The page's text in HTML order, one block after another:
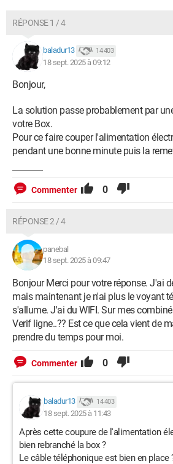
RÉPONSE 1 / 4
baladur13 14 403
18 sept. 2025 à 09:12
Bonjour,
La solution passe probablement par
votre Box.
Pour ce faire couper l'alimentation
pendant une bonne minute puis la
Commenter 0
RÉPONSE 2 / 4
panebal
18 sept. 2025 à 09:47
Bonjour Merci pour votre réponse. J'ai
mais maintenant je n'ai plus le voyant
s'allume. J'ai du WIFI. Sur mes
Verif ligne..?? Est ce que cela vient de
prendre du temps pour moi.
Commenter 0
baladur13 14 403
18 sept. 2025 à 11:43
Après cette coupure de l'alimentation
bien rebranché la box ?
Le câble téléphonique est bien en place